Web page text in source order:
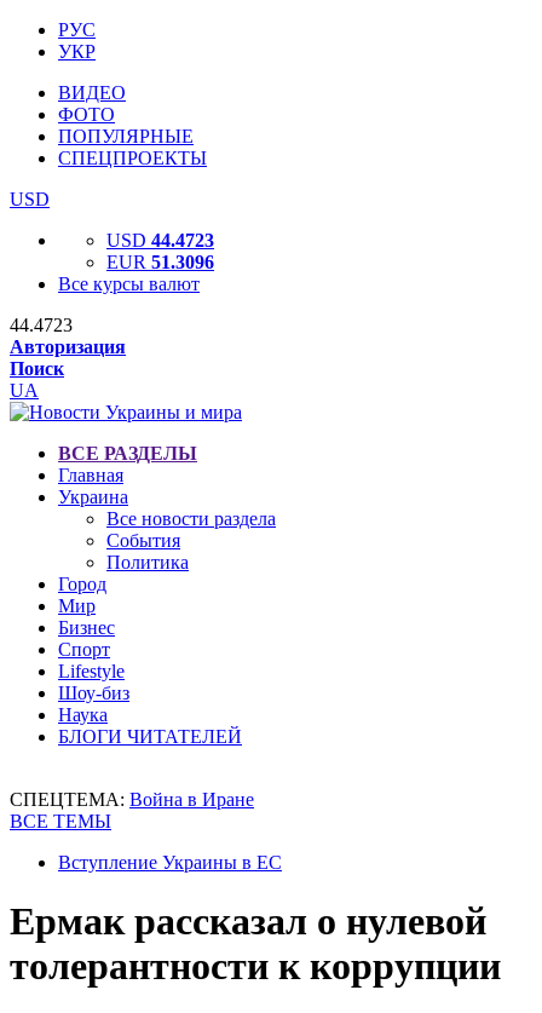
РУС
УКР
ВИДЕО
ФОТО
ПОПУЛЯРНЫЕ
СПЕЦПРОЕКТЫ
USD
USD 44.4723
EUR 51.3096
Все курсы валют
44.4723
Авторизация
Поиск
UA
ВСЕ РАЗДЕЛЫ
Главная
Украина
Все новости раздела
События
Политика
Город
Мир
Бизнес
Спорт
Lifestyle
Шоу-биз
Наука
БЛОГИ ЧИТАТЕЛЕЙ
СПЕЦТЕМА: Война в Иране
ВСЕ ТЕМЫ
Вступление Украины в ЕС
Ермак рассказал о нулевой
толерантности к коррупции